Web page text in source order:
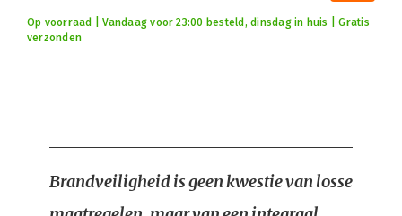
Op voorraad | Vandaag voor 23:00 besteld, dinsdag in huis | Gratis
verzonden
Brandveiligheid is geen kwestie van losse